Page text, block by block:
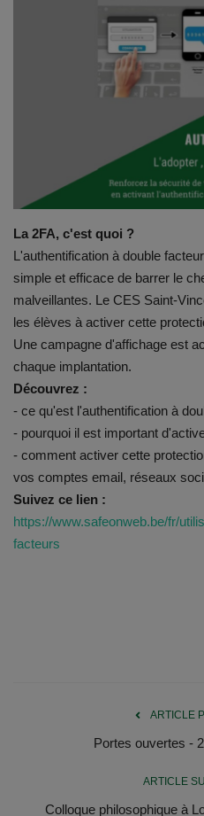
Notre offre d'enseignement
Association des Parents
Ancien-ne-s du CES Saint-
Contacts
La 2FA, c'est quoi ?
L'authentification à double
simple et efficace de barrer le
malveillantes. Le CES Saint-
les élèves à activer cette
Une campagne d'affichage est
chaque implantation.
Découvrez :
- ce qu'est l'authentification à
- pourquoi il est important
- comment activer cette
vos comptes email, réseaux
Suivez ce lien :
https://www.safeonweb.be/fr/
facteurs
ARTICLE
Portes ouvertes -
ARTICLE
Colloque philosophique à